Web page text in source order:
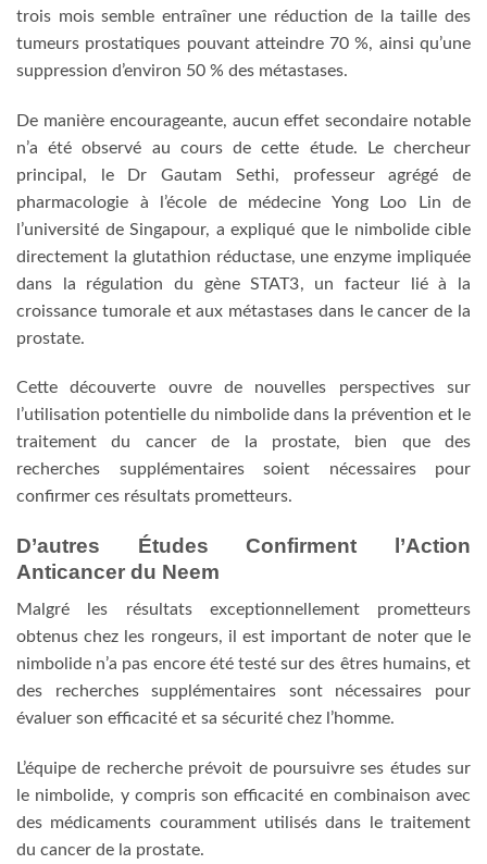
trois mois semble entraîner une réduction de la taille des
tumeurs prostatiques pouvant atteindre 70 %, ainsi qu’une
suppression d’environ 50 % des métastases.
De manière encourageante, aucun effet secondaire notable
n’a été observé au cours de cette étude. Le chercheur
principal, le Dr Gautam Sethi, professeur agrégé de
pharmacologie à l’école de médecine Yong Loo Lin de
l’université de Singapour, a expliqué que le nimbolide cible
directement la glutathion réductase, une enzyme impliquée
dans la régulation du gène STAT3, un facteur lié à la
croissance tumorale et aux métastases dans le cancer de la
prostate.
Cette découverte ouvre de nouvelles perspectives sur
l’utilisation potentielle du nimbolide dans la prévention et le
traitement du cancer de la prostate, bien que des
recherches supplémentaires soient nécessaires pour
confirmer ces résultats prometteurs.
D’autres Études Confirment l’Action
Anticancer du Neem
Malgré les résultats exceptionnellement prometteurs
obtenus chez les rongeurs, il est important de noter que le
nimbolide n’a pas encore été testé sur des êtres humains, et
des recherches supplémentaires sont nécessaires pour
évaluer son efficacité et sa sécurité chez l’homme.
L’équipe de recherche prévoit de poursuivre ses études sur
le nimbolide, y compris son efficacité en combinaison avec
des médicaments couramment utilisés dans le traitement
du cancer de la prostate.